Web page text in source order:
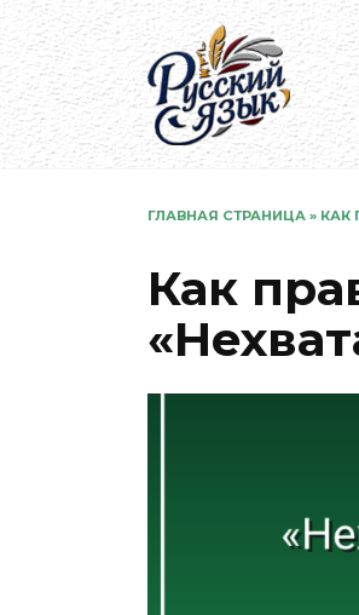
Перейти
к
содержанию
ГЛАВНАЯ СТРАНИЦА » КАК
Как